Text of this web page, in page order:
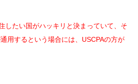
したい国がハッキリと決まっていて、そ
用するという場合には、USCPAの方が